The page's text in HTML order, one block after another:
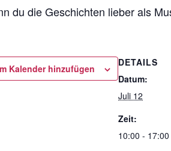
du die Geschichten lieber als
Kalender hinzufügen
DETAILS
Datum:
Juli 12
Zeit:
10:00 - 17:00